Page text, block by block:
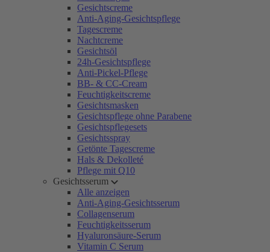
Gesichtscreme
Anti-Aging-Gesichtspflege
Tagescreme
Nachtcreme
Gesichtsöl
24h-Gesichtspflege
Anti-Pickel-Pflege
BB- & CC-Cream
Feuchtigkeitscreme
Gesichtsmasken
Gesichtspflege ohne Parabene
Gesichtspflegesets
Gesichtsspray
Getönte Tagescreme
Hals & Dekolleté
Pflege mit Q10
Gesichtsserum
Alle anzeigen
Anti-Aging-Gesichtsserum
Collagenserum
Feuchtigkeitsserum
Hyaluronsäure-Serum
Vitamin C Serum